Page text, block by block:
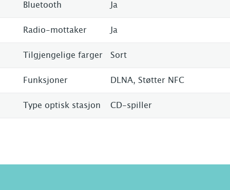
Bluetooth Ja
Radio-mottaker Ja
Tilgjengelige farger Sort
Funksjoner DLNA, Støtter NFC
Type optisk stasjon CD-spiller